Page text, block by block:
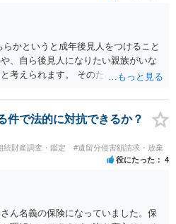
護士に相談して確認してもらうので
護士宛であることについて 代理人弁
はよくあることです。 問題ないと思
かというと成年後見人をつけること
、自ら後見人になりたい親族がいな
考えられます。 そのため、ご相談の
や被後見人の財産の処分等に関して、
られます。 また、お祖母さんがお亡
。 ３） 完全に拒否する方法はないか
くないとのことでしたら、親族の意
おけば良いかも知れません。 後見人
親族にあえて連絡をしてくる可能性
参考になさってください。
件で法的に対抗できるか？
続財産調査・鑑定 #遺留分侵害額請求・放棄
役にたった 4
ん名義の保険になっていました。保